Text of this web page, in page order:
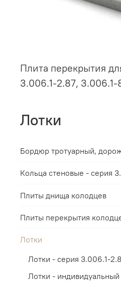
Плита перекрытия
3.006.1-2.87, 3.006.1-
Лотки
Бордюр тротуарный,
Кольца стеновые - серия
Плиты днища колодцев
Плиты перекрытия
Лотки
Лотки - серия 3.006.1-
Лотки -